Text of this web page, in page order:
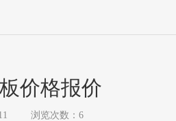
价格报价
浏览次数：6